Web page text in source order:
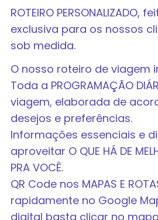
ROTEIRO PERSONALIZADO,
exclusiva para os nossos
sob medida.
O nosso roteiro de viagem
Toda a PROGRAMAÇÃO
viagem, elaborada de
desejos e preferências.
Informações essenciais e
aproveitar O QUE HÁ DE
PRA VOCÊ.
QR Code nos MAPAS E
rapidamente no Google
digital basta clicar no